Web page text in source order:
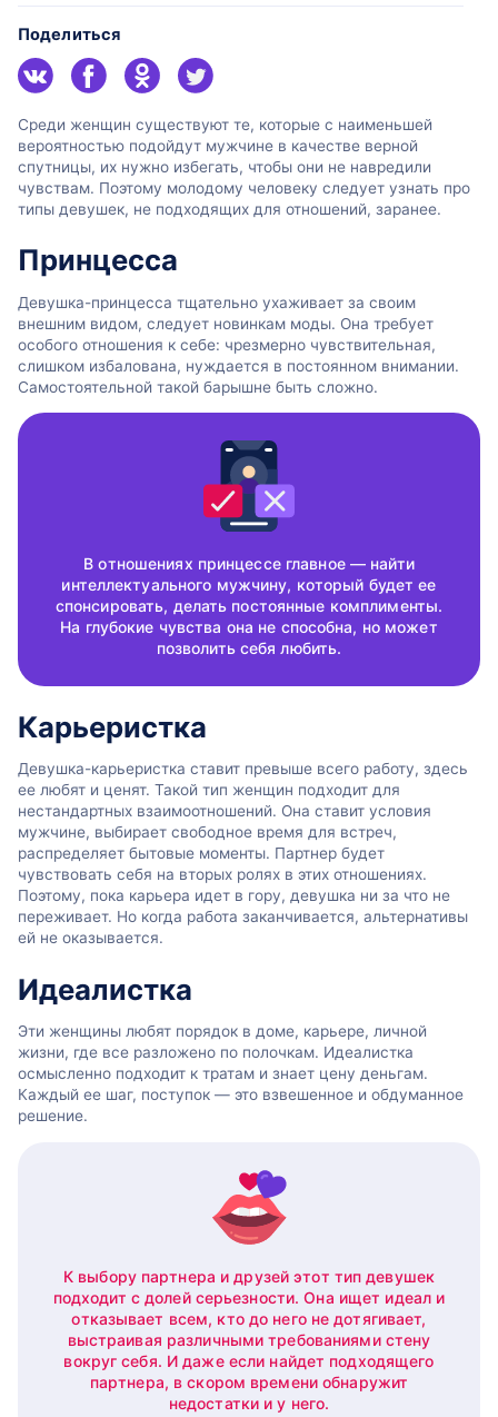
Поделиться
Среди женщин существуют те, которые с наименьшей
вероятностью подойдут мужчине в качестве верной
спутницы, их нужно избегать, чтобы они не навредили
чувствам. Поэтому молодому человеку следует узнать про
типы девушек, не подходящих для отношений, заранее.
Принцесса
Девушка-принцесса тщательно ухаживает за своим
внешним видом, следует новинкам моды. Она требует
особого отношения к себе: чрезмерно чувствительная,
слишком избалована, нуждается в постоянном внимании.
Самостоятельной такой барышне быть сложно.
В отношениях принцессе главное — найти
интеллектуального мужчину, который будет ее
спонсировать, делать постоянные комплименты.
На глубокие чувства она не способна, но может
позволить себя любить.
Карьеристка
Девушка-карьеристка ставит превыше всего работу, здесь
ее любят и ценят. Такой тип женщин подходит для
нестандартных взаимоотношений. Она ставит условия
мужчине, выбирает свободное время для встреч,
распределяет бытовые моменты. Партнер будет
чувствовать себя на вторых ролях в этих отношениях.
Поэтому, пока карьера идет в гору, девушка ни за что не
переживает. Но когда работа заканчивается, альтернативы
ей не оказывается.
Идеалистка
Эти женщины любят порядок в доме, карьере, личной
жизни, где все разложено по полочкам. Идеалистка
осмысленно подходит к тратам и знает цену деньгам.
Каждый ее шаг, поступок — это взвешенное и обдуманное
решение.
К выбору партнера и друзей этот тип девушек
подходит с долей серьезности. Она ищет идеал и
отказывает всем, кто до него не дотягивает,
выстраивая различными требованиями стену
вокруг себя. И даже если найдет подходящего
партнера, в скором времени обнаружит
недостатки и у него.